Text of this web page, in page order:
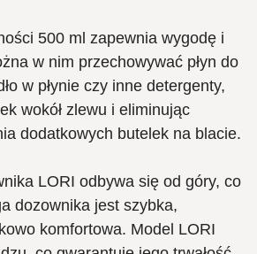
500 ml zapewnia wygodę i
w nim przechowywać płyn do
w płynie czy inne detergenty,
wokół zlewu i eliminując
dodatkowych butelek na blacie.
LORI odbywa się od góry, co
dozownika jest szybka,
komfortowa. Model LORI